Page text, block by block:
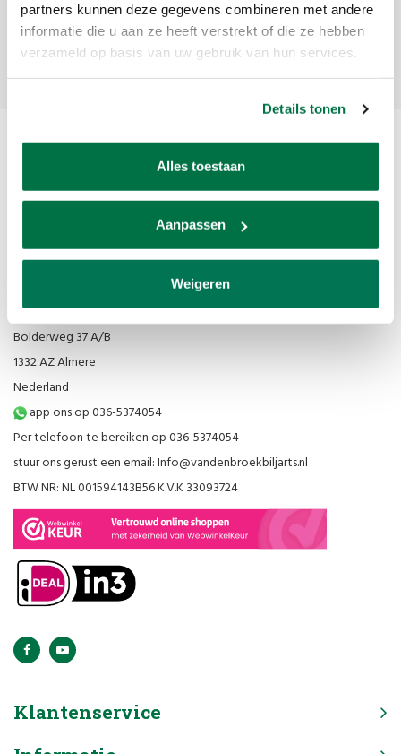
partners kunnen deze gegevens combineren met andere
informatie die u aan ze heeft verstrekt of die ze hebben
verzameld op basis van uw gebruik van hun services.
Details tonen
Alles toestaan
Aanpassen
Weigeren
Abonneer
Van den Broek Biljarts
Bolderweg 37 A/B
1332 AZ Almere
Nederland
app ons op 036-5374054
Per telefoon te bereiken op 036-5374054
stuur ons gerust een email:Info@vandenbroekbiljarts.nl
BTW NR: NL 001594143B56 K.V.K 33093724
Klantenservice